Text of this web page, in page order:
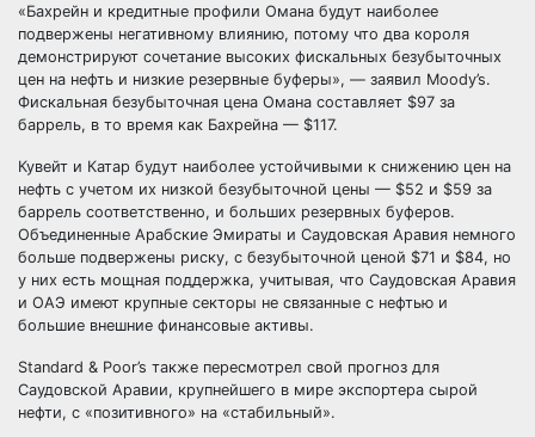
«Бахрейн и кредитные профили Омана будут наиболее
подвержены негативному влиянию, потому что два короля
демонстрируют сочетание высоких фискальных безубыточных
цен на нефть и низкие резервные буферы», — заявил Moody’s.
Фискальная безубыточная цена Омана составляет $97 за
баррель, в то время как Бахрейна — $117.
Кувейт и Катар будут наиболее устойчивыми к снижению цен на
нефть с учетом их низкой безубыточной цены — $52 и $59 за
баррель соответственно, и больших резервных буферов.
Объединенные Арабские Эмираты и Саудовская Аравия немного
больше подвержены риску, с безубыточной ценой $71 и $84, но
у них есть мощная поддержка, учитывая, что Саудовская Аравия
и ОАЭ имеют крупные секторы не связанные с нефтью и
большие внешние финансовые активы.
Standard & Poor’s также пересмотрел свой прогноз для
Саудовской Аравии, крупнейшего в мире экспортера сырой
нефти, с «позитивного» на «стабильный».